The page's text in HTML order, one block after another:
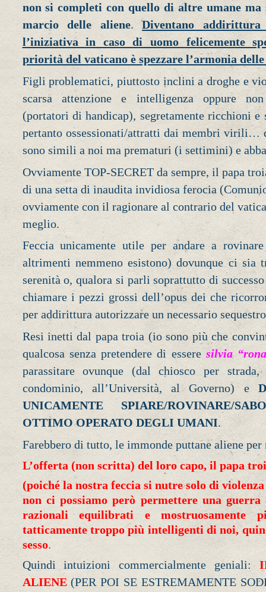
non si completi con quello di altre umane ma
marcio delle aliene.Diventano
l’iniziativa in caso di uomo felicemente
priorità del vaticano è spezzare l’armonia
Figli problematici, piuttosto inclini a droghe e
scarsa attenzione e intelligenza oppure
(portatori di handicap), segretamente ricchioni e
pertanto ossessionati/attratti dai membri virili…
sono simili a noi ma prematuri (i settimini) e
Ovviamente TOP-SECRET da sempre, il papa
di una setta di inaudita invidiosa ferocia
ovviamente con il ragionare al contrario del
meglio.
Feccia unicamente utile per andare a
altrimenti nemmeno esistono) dovunque ci sia
serenità o, qualora si parli soprattutto di
chiamare i pezzi grossi dell’opus dei che
per addirittura autorizzare un necessario
Resi inetti dal papa troia (io sono più che
qualcosa senza pretendere di essere silvia
parassitare ovunque (dal chiosco per
condominio, all’Università, al Governo) e
UNICAMENTE SPIARE/ROVINARE/
OTTIMO OPERATO DEGLI UMANI.
Farebbero di tutto, le immonde puttane aliene
L’offerta (non scritta) del loro capo, il papa
(poiché la nostra feccia si nutre solo di
non ci possiamo però permettere una
razionali equilibrati e mostruosamente
tatticamente troppo più intelligenti di noi,
sesso.
Quindi intuizioni commercialmente geniali:
ALIENE(PER POI SE ESTREMAMENTE